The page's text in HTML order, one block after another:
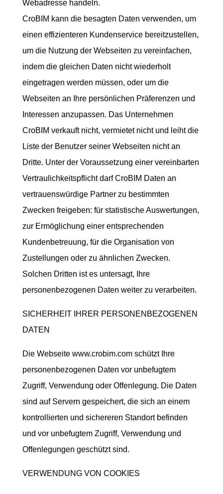
Webadresse handeln.
CroBIM kann die besagten Daten verwenden, um
einen effizienteren Kundenservice bereitzustellen,
um die Nutzung der Webseiten zu vereinfachen,
indem die gleichen Daten nicht wiederholt
eingetragen werden müssen, oder um die
Webseiten an Ihre persönlichen Präferenzen und
Interessen anzupassen. Das Unternehmen
CroBIM verkauft nicht, vermietet nicht und leiht die
Liste der Benutzer seiner Webseiten nicht an
Dritte. Unter der Voraussetzung einer vereinbarten
Vertraulichkeitspflicht darf CroBIM Daten an
vertrauenswürdige Partner zu bestimmten
Zwecken freigeben: für statistische Auswertungen,
zur Ermöglichung einer entsprechenden
Kundenbetreuung, für die Organisation von
Zustellungen oder zu ähnlichen Zwecken.
Solchen Dritten ist es untersagt, Ihre
personenbezogenen Daten weiter zu verarbeiten.
SICHERHEIT IHRER PERSONENBEZOGENEN
DATEN
Die Webseite www.crobim.com schützt Ihre
personenbezogenen Daten vor unbefugtem
Zugriff, Verwendung oder Offenlegung. Die Daten
sind auf Servern gespeichert, die sich an einem
kontrollierten und sichereren Standort befinden
und vor unbefugtem Zugriff, Verwendung und
Offenlegungen geschützt sind.
VERWENDUNG VON COOKIES